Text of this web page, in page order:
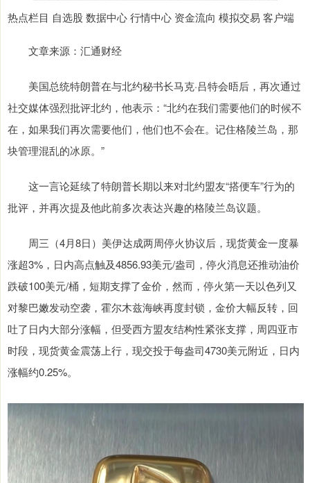
热点栏目 自选股 数据中心 行情中心 资金流向 模拟交易 客户端
文章来源：汇通财经
美国总统特朗普在与北约秘书长马克·吕特会晤后，再次通过
社交媒体强烈批评北约，他表示：“北约在我们需要他们的时候不
在，如果我们再次需要他们，他们也不会在。记住格陵兰岛，那
块管理混乱的冰原。”
这一言论延续了特朗普长期以来对北约盟友“搭便车”行为的
批评，并再次提及他此前多次表达兴趣的格陵兰岛议题。
周三（4月8日）美伊达成两周停火协议后，现货黄金一度暴
涨超3%，日内高点触及4856.93美元/盎司，停火消息还推动油价
跌破100美元/桶，短期支撑了金价，然而，停火第一天以色列又
对黎巴嫩发动空袭，霍尔木兹海峡再度封锁，金价大幅反转，回
吐了日内大部分涨幅，但受西方盟友结构性紧张支撑，周四亚市
时段，现货黄金震荡上行，现交投于每盎司4730美元附近，日内
涨幅约0.25%。